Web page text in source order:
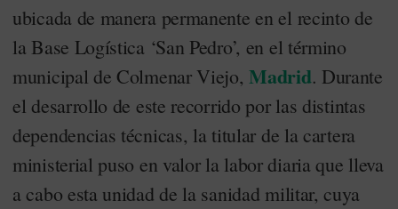
ubicada de manera permanente en el recinto de
la Base Logística ‘San Pedro’, en el término
municipal de Colmenar Viejo,Madrid. Durante
el desarrollo de este recorrido por las distintas
dependencias técnicas, la titular de la cartera
ministerial puso en valor la labor diaria que lleva
a cabo esta unidad de la sanidad militar, cuya